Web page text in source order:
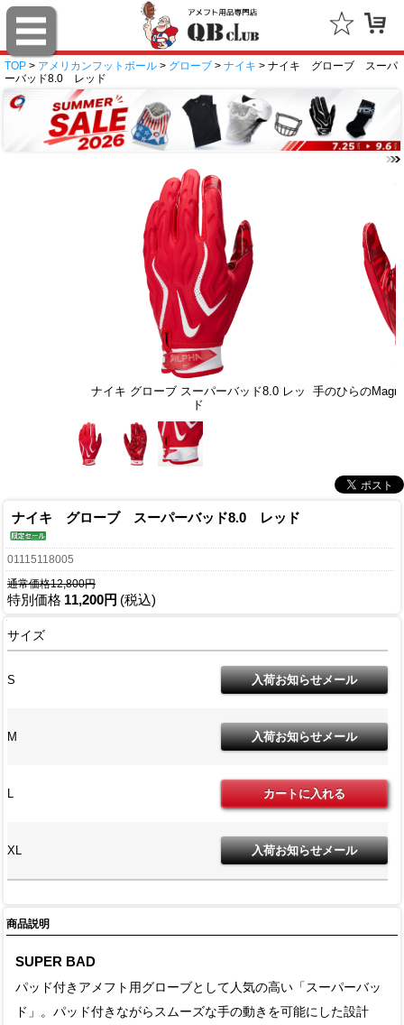
TOP > アメリカンフットボール > グローブ > ナイキ > ナイキ グローブ スーパ
ーバッド8.0 レッド
ナイキ グローブ スーパーバッド8.0 レッ
ド
手のひらの
ナイキ グローブ スーパーバッド8.0 レッド
01115118005
通常価格12,800円
特別価格 11,200円 (税込)
サイズ
S
M
L
XL
商品説明
SUPER BAD
パッド付きアメフト用グローブとして人気の高い「スーパーバッ
ド」。パッド付きながらスムーズな手の動きを可能にした設計